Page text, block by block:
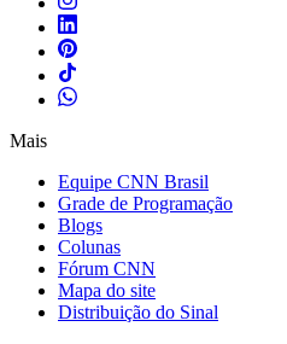
Mais
Equipe CNN Brasil
Grade de Programação
Blogs
Colunas
Fórum CNN
Mapa do site
Distribuição do Sinal